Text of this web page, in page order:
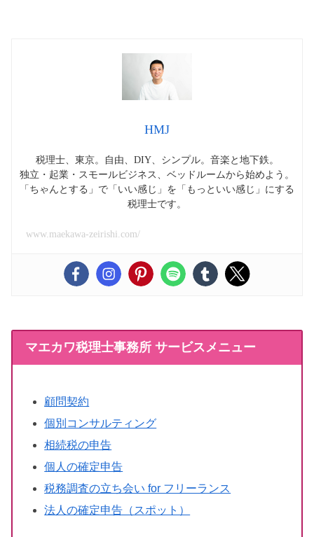
HMJ
税理士、東京。自由、DIY、シンプル。音楽と地下鉄。
独立・起業・スモールビジネス、ベッドルームから始めよう。
「ちゃんとする」で「いい感じ」を「もっといい感じ」にする
税理士です。
www.maekawa-zeirishi.com/
マエカワ税理士事務所 サービスメニュー
顧問契約
個別コンサルティング
相続税の申告
個人の確定申告
税務調査の立ち会い for フリーランス
法人の確定申告（スポット）